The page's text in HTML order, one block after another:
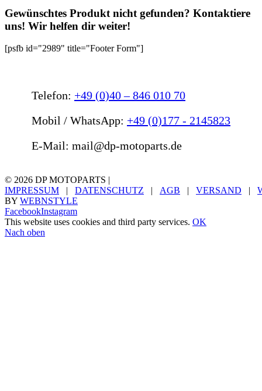
Gewünschtes Produkt nicht gefunden? Kontaktiere
uns! Wir helfen dir weiter!
[psfb id="2989" title="Footer Form"]
Telefon: +49 (0)40 – 846 010 70
Mobil / WhatsApp: +49 (0)177 - 2145823
E-Mail: mail@dp-motoparts.de
© 2026 DP MOTOPARTS |
IMPRESSUM | DATENSCHUTZ | AGB | VERSAND |
BY WEBNSTYLE
FacebookInstagram
This website uses cookies and third party services. OK
Nach oben